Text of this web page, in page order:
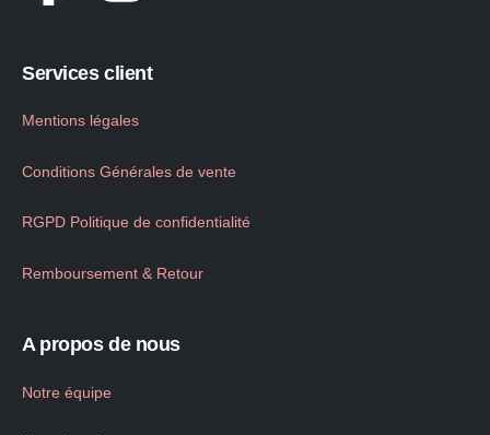
Services client
Mentions légales
Conditions Générales de vente
RGPD Politique de confidentialité
Remboursement & Retour
A propos de nous
Notre équipe